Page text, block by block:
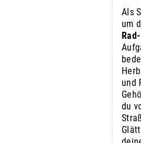
Als
um
und
du